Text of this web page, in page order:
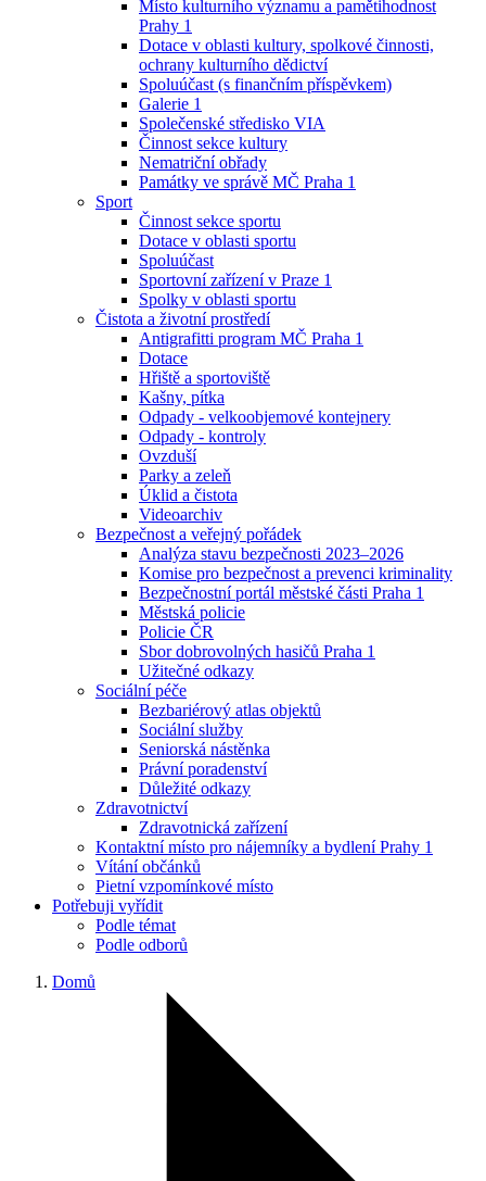
Místo kulturního významu a pamětihodnost
Prahy 1
Dotace v oblasti kultury, spolkové činnosti,
ochrany kulturního dědictví
Spoluúčast (s finančním příspěvkem)
Galerie 1
Společenské středisko VIA
Činnost sekce kultury
Nematriční obřady
Památky ve správě MČ Praha 1
Sport
Činnost sekce sportu
Dotace v oblasti sportu
Spoluúčast
Sportovní zařízení v Praze 1
Spolky v oblasti sportu
Čistota a životní prostředí
Antigrafitti program MČ Praha 1
Dotace
Hřiště a sportoviště
Kašny, pítka
Odpady - velkoobjemové kontejnery
Odpady - kontroly
Ovzduší
Parky a zeleň
Úklid a čistota
Videoarchiv
Bezpečnost a veřejný pořádek
Analýza stavu bezpečnosti 2023–2026
Komise pro bezpečnost a prevenci kriminality
Bezpečnostní portál městské části Praha 1
Městská policie
Policie ČR
Sbor dobrovolných hasičů Praha 1
Užitečné odkazy
Sociální péče
Bezbariérový atlas objektů
Sociální služby
Seniorská nástěnka
Právní poradenství
Důležité odkazy
Zdravotnictví
Zdravotnická zařízení
Kontaktní místo pro nájemníky a bydlení Prahy 1
Vítání občánků
Pietní vzpomínkové místo
Potřebuji vyřídit
Podle témat
Podle odborů
Domů